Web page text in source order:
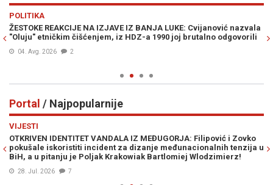
POLITIKA
ŽESTOKE REAKCIJE NA IZJAVE IZ BANJA LUKE: Cvijanović nazvala
"Oluju" etničkim čišćenjem, iz HDZ-a 1990 joj brutalno odgovorili
04. Avg. 2026 2
Portal / Najpopularnije
VIJESTI
OTKRIVEN IDENTITET VANDALA IZ MEĐUGORJA: Filipović i Zovko
pokušale iskoristiti incident za dizanje međunacionalnih tenzija u
BiH, a u pitanju je Poljak Krakowiak Bartlomiej Wlodzimierz!
28. Jul. 2026 7